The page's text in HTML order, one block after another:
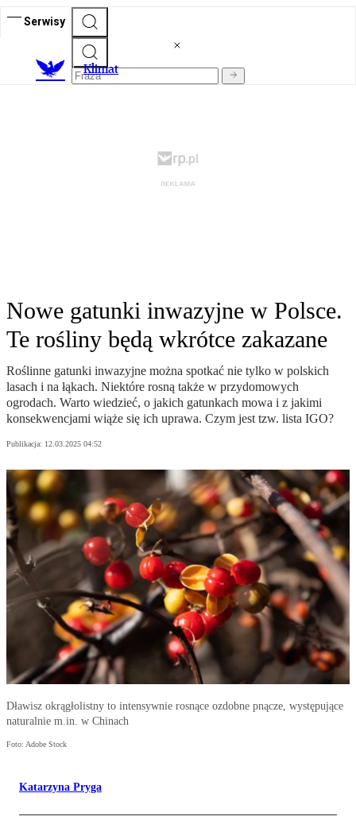
Serwisy
Klimat
Nowe gatunki inwazyjne w Polsce.
Te rośliny będą wkrótce zakazane
Roślinne gatunki inwazyjne można spotkać nie tylko w polskich
lasach i na łąkach. Niektóre rosną także w przydomowych
ogrodach. Warto wiedzieć, o jakich gatunkach mowa i z jakimi
konsekwencjami wiąże się ich uprawa. Czym jest tzw. lista IGO?
Publikacja: 12.03.2025 04:52
Dławisz okrągłolistny to intensywnie rosnące ozdobne pnącze, występujące
naturalnie m.in. w Chinach
Foto: Adobe Stock
Katarzyna Pryga